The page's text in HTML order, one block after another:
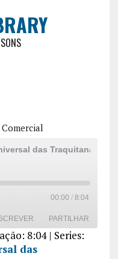
das Traquitanas
00:00 / 8:04
PARTILHAR
8:04| Series:
das